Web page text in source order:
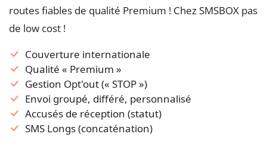
routes fiables de qualité Premium ! Chez SMSBOX pas
de low cost !
Couverture internationale
Qualité « Premium »
Gestion Opt'out (« STOP »)
Envoi groupé, différé, personnalisé
Accusés de réception (statut)
SMS Longs (concaténation)